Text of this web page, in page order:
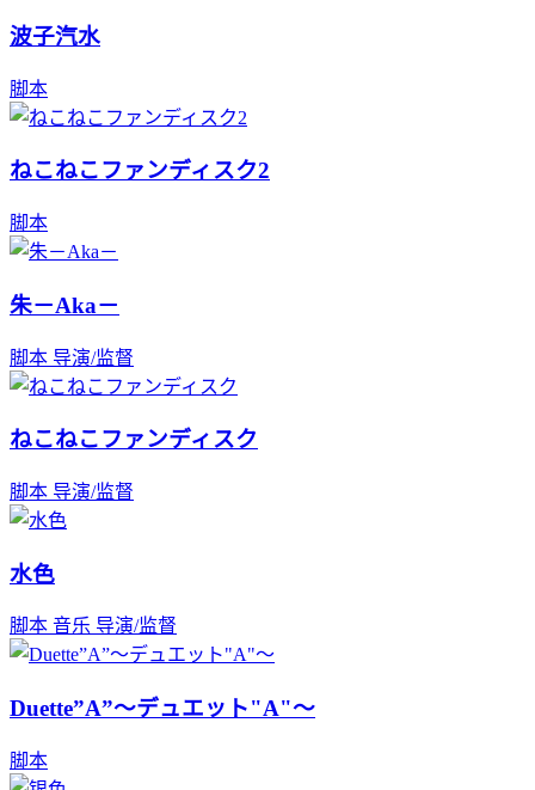
波子汽水
脚本
ねこねこファンディスク2
脚本
朱－Aka－
脚本 导演/监督
ねこねこファンディスク
脚本 导演/监督
水色
脚本 音乐 导演/监督
Duette”A”～デュエット"A"～
脚本